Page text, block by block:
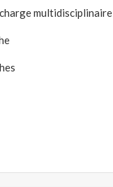
multidisciplinaire